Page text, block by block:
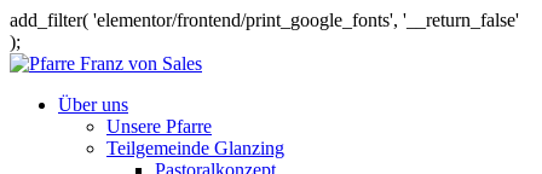
add_filter( 'elementor/frontend/print_google_fonts', '__return_false'
);
Über uns
Unsere Pfarre
Teilgemeinde Glanzing
Pastoralkonzept